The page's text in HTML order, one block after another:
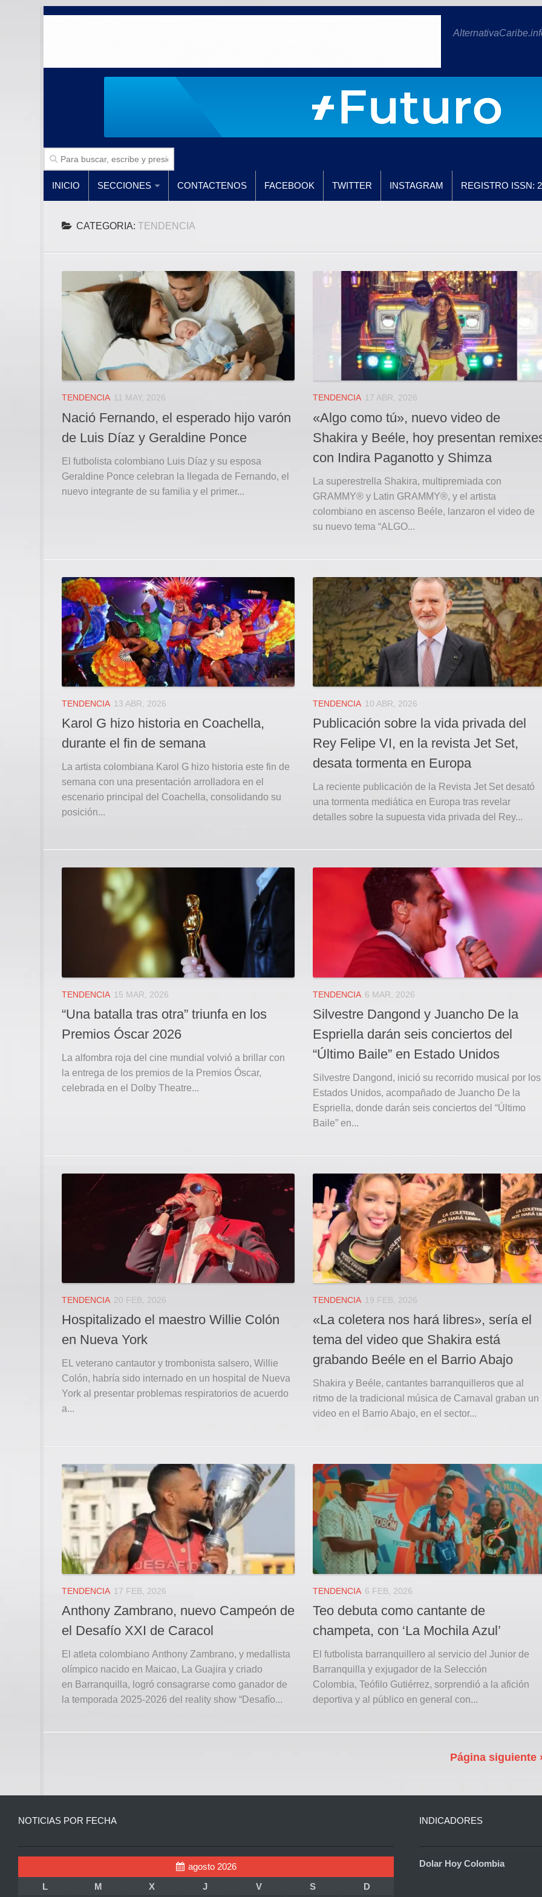
INICIO SECCIONES CONTACTENOS FACEBOOK TWITTER INSTAGRAM REGISTRO ISSN:
CATEGORIA: TENDENCIA
TENDENCIA 11 MAY, 2026
Nació Fernando, el esperado hijo varón
de Luis Díaz y Geraldine Ponce
El futbolista colombiano Luis Díaz y su esposa
Geraldine Ponce celebran la llegada de Fernando, el
nuevo integrante de su familia y el primer...
TENDENCIA 17 ABR, 2026
«Algo como tú», nuevo video de
Shakira y Beéle, hoy presentan
con Indira Paganotto y Shimza
La superestrella Shakira, multipremiada con
GRAMMY® y Latin GRAMMY®, y el artista
colombiano en ascenso Beéle, lanzaron el video de
su nuevo tema “ALGO...
TENDENCIA 13 ABR, 2026
Karol G hizo historia en Coachella,
durante el fin de semana
La artista colombiana Karol G hizo historia este fin de
semana con una presentación arrolladora en el
escenario principal del Coachella, consolidando su
posición...
TENDENCIA 10 ABR, 2026
Publicación sobre la vida privada del
Rey Felipe VI, en la revista Jet Set,
desata tormenta en Europa
La reciente publicación de la Revista Jet Set desató
una tormenta mediática en Europa tras revelar
detalles sobre la supuesta vida privada del Rey...
TENDENCIA 15 MAR, 2026
“Una batalla tras otra” triunfa en los
Premios Óscar 2026
La alfombra roja del cine mundial volvió a brillar con
la entrega de los premios de la Premios Óscar,
celebrada en el Dolby Theatre...
TENDENCIA 6 MAR, 2026
Silvestre Dangond y Juancho De la
Espriella darán seis conciertos del
“Último Baile” en Estado Unidos
Silvestre Dangond, inició su recorrido musical por los
Estados Unidos, acompañado de Juancho De la
Espriella, donde darán seis conciertos del “Último
Baile” en...
TENDENCIA 20 FEB, 2026
Hospitalizado el maestro Willie Colón
en Nueva York
EL veterano cantautor y trombonista salsero, Willie
Colón, habría sido internado en un hospital de Nueva
York al presentar problemas respiratorios de acuerdo
a...
TENDENCIA 19 FEB, 2026
«La coletera nos hará libres», sería el
tema del video que Shakira está
grabando Beéle en el Barrio Abajo
Shakira y Beéle, cantantes barranquilleros que al
ritmo de la tradicional música de Carnaval graban un
video en el Barrio Abajo, en el sector...
TENDENCIA 17 FEB, 2026
Anthony Zambrano, nuevo Campeón de
el Desafío XXI de Caracol
El atleta colombiano Anthony Zambrano, y medallista
olímpico nacido en Maicao, La Guajira y criado
en Barranquilla, logró consagrarse como ganador de
la temporada 2025-2026 del reality show “Desafío...
TENDENCIA 6 FEB, 2026
Teo debuta como cantante de
champeta, con ‘La Mochila Azul’
El futbolista barranquillero al servicio del Junior de
Barranquilla y exjugador de la Selección
Colombia, Teófilo Gutiérrez, sorprendió a la afición
deportiva y al público en general con...
Página siguiente
NOTICIAS POR FECHA
agosto 2026
L
M X J V S D
INDICADORES
Dolar Hoy Colombia